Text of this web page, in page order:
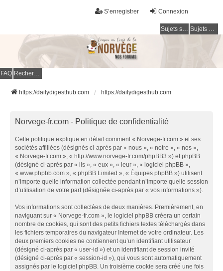
Connexion
S’enregistrer
Sujets sans réponse Sujets actifs
FAQ Rechercher
https://dailydigesthub.com https://dailydigesthub.com
Norvege-fr.com - Politique de confidentialité
Cette politique explique en détail comment « Norvege-fr.com » et ses
sociétés affiliées (désignés ci-après par « nous », « notre », « nos »,
« Norvege-fr.com », « http://www.norvege-fr.com/phpBB3 ») et phpBB
(désigné ci-après par « ils », « eux », « leur », « logiciel phpBB »,
« www.phpbb.com », « phpBB Limited », « Équipes phpBB ») utilisent
n’importe quelle information collectée pendant n’importe quelle session
d’utilisation de votre part (désignée ci-après par « vos informations »).
Vos informations sont collectées de deux manières. Premièrement, en
naviguant sur « Norvege-fr.com », le logiciel phpBB créera un certain
nombre de cookies, qui sont des petits fichiers textes téléchargés dans
les fichiers temporaires du navigateur Internet de votre ordinateur. Les
deux premiers cookies ne contiennent qu’un identifiant utilisateur
(désigné ci-après par « user-id ») et un identifiant de session invité
(désigné ci-après par « session-id »), qui vous sont automatiquement
assignés par le logiciel phpBB. Un troisième cookie sera créé une fois